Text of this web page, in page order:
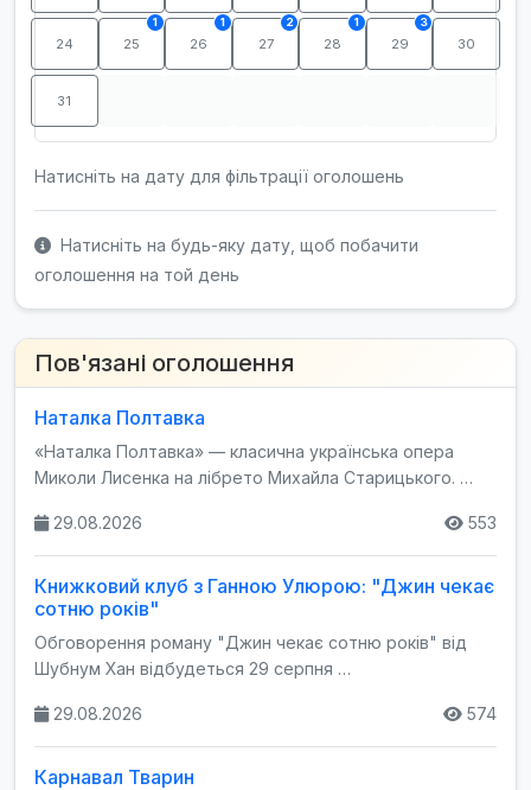
24 25
1
26
1
27
2
28
1
29
3
30
31
Натисніть на дату для фільтрації оголошень
Натисніть на будь-яку дату, щоб побачити
оголошення на той день
Пов'язані оголошення
Наталка Полтавка
«Наталка Полтавка» — класична українська опера
Миколи Лисенка на лібрето Михайла Старицького. …
29.08.2026 553
Книжковий клуб з Ганною Улюрою: "Джин чекає
сотню років"
Обговорення роману "Джин чекає сотню років" від
Шубнум Хан відбудеться 29 серпня …
29.08.2026 574
Карнавал Тварин